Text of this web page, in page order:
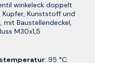
winkeleck doppelt
Kupfer, Kunststoff und
Baustellendeckel,
M30x1,5
: 95 °C.